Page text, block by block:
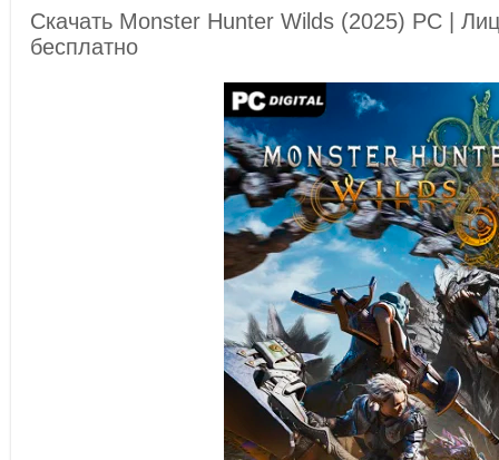
Скачать Monster Hunter Wilds (2025) PC |
бесплатно